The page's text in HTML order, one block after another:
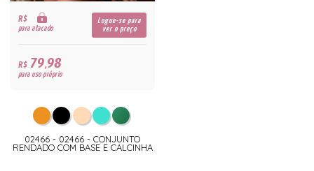
R$
para atacado
Logue-se para
ver o preço
R$79,98
para uso próprio
02466 - 02466 - CONJUNTO
RENDADO COM BASE E CALCINHA